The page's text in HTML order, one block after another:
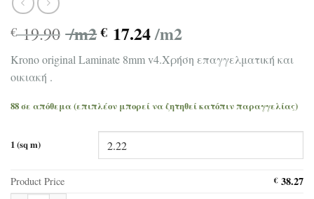
€19.90 /m2 € 17.24/m2
Krono original Laminate 8mm v4.Χρήση επαγγελματική και
οικιακή .
88 σε απόθεμα (επιπλέον μπορεί να ζητηθεί κατόπιν παραγγελίας)
1 (sq m)
Product Price €38.27